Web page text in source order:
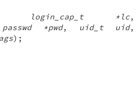
login_cap_t *lc,
*pwd, uid_t uid,
);